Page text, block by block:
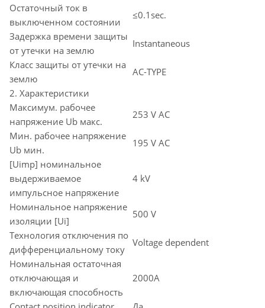
Остаточный ток в
выключенном состоянии
≤0.1sec.
Задержка времени защиты
от утечки на землю
Instantaneous
Класс защиты от утечки на
землю
AC-TYPE
2. Характеристики
Максимум. рабочее
напряжение Ub макс.
253 V AC
Мин. рабочее напряжение
Ub мин.
195 V AC
[Uimp] номинальное
выдерживаемое
импульсное напряжение
4 kV
Номинальное напряжение
изоляции [Ui]
500 V
Технология отключения по
дифференциальному току
Voltage dependent
Номинальная остаточная
отключающая и
включающая способность
2000A